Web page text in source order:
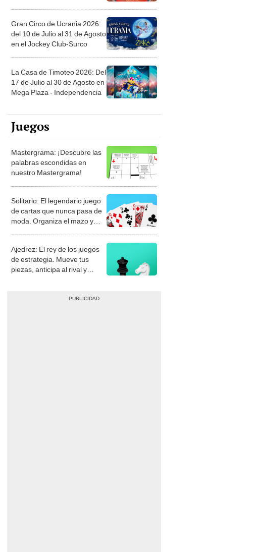
Gran Circo de Ucrania 2026:
del 10 de Julio al 31 de Agosto
en el Jockey Club-Surco
La Casa de Timoteo 2026: Del
17 de Julio al 30 de Agosto en
Mega Plaza - Independencia
Juegos
Mastergrama: ¡Descubre las
palabras escondidas en
nuestro Mastergrama!
Solitario: El legendario juego
de cartas que nunca pasa de
moda. Organiza el mazo y
Ajedrez: El rey de los juegos
de estrategia. Mueve tus
piezas, anticipa al rival y